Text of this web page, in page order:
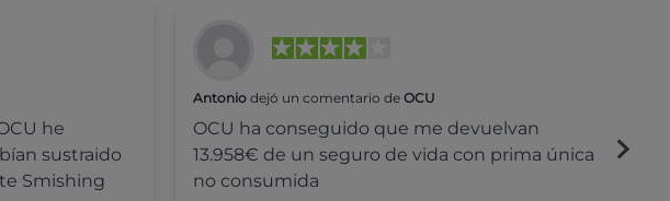
he
sustraido
Smishing
Antonio dejó un comentario deOCU
OCU ha conseguido que me devuelvan
13.958€ de un seguro de vida con prima única
no consumida